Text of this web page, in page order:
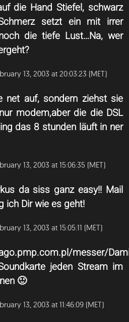
die Hand Stiefel, schwarz
setzt ein mit irrer
die tiefe Lust…Na, wer
13, 2003 at 20:03:23 (MET)
net auf, sondern ziehst sie
modem,aber die die DSL
das 8 stunden läuft in ner
13, 2003 at 15:06:35 (MET)
da siss ganz easy!! Mail
ich Dir wie es geht!
13, 2003 at 15:05:11 (MET)
messer/
jeden Stream im
🙂
13, 2003 at 11:46:09 (MET)